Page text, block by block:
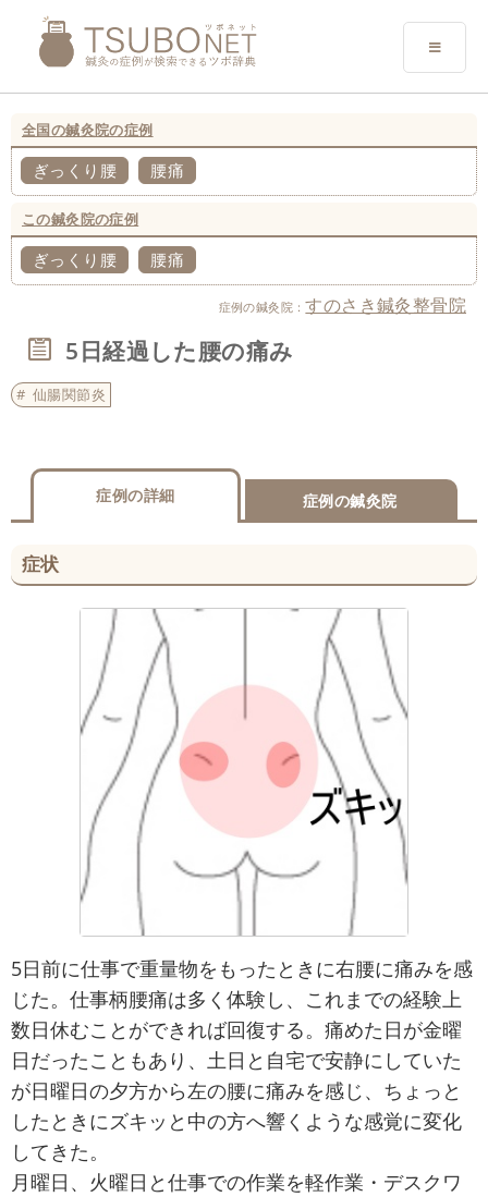
全国の鍼灸院の症例
ぎっくり腰 腰痛
この鍼灸院の症例
ぎっくり腰 腰痛
症例の鍼灸院：すのさき鍼灸整骨院
5日経過した腰の痛み
仙腸関節炎
症例の詳細 症例の鍼灸院
症状
5日前に仕事で重量物をもったときに右腰に痛みを感
じた。仕事柄腰痛は多く体験し、これまでの経験上
数日休むことができれば回復する。痛めた日が金曜
日だったこともあり、土日と自宅で安静にしていた
が日曜日の夕方から左の腰に痛みを感じ、ちょっと
したときにズキッと中の方へ響くような感覚に変化
してきた。
月曜日、火曜日と仕事での作業を軽作業・デスクワ